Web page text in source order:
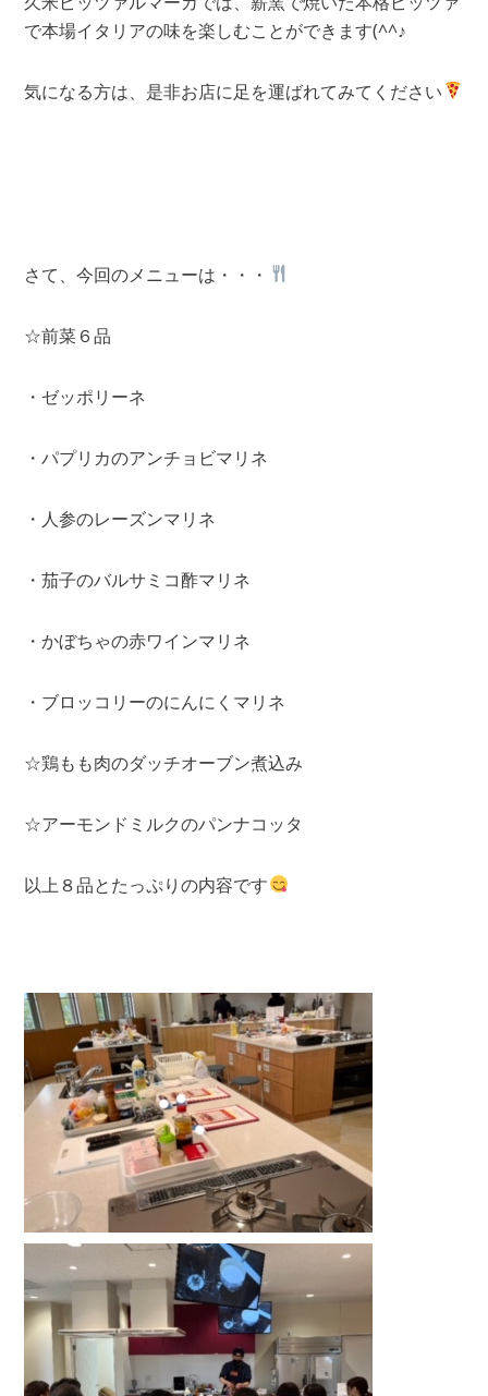
で本場イタリアの味を楽しむことができます(^^♪
気になる方は、是非お店に足を運ばれてみてください
さて、今回のメニューは・・・
☆前菜６品
・ゼッポリーネ
・パプリカのアンチョビマリネ
・人参のレーズンマリネ
・茄子のバルサミコ酢マリネ
・かぼちゃの赤ワインマリネ
・ブロッコリーのにんにくマリネ
☆鶏もも肉のダッチオーブン煮込み
☆アーモンドミルクのパンナコッタ
以上８品とたっぷりの内容です